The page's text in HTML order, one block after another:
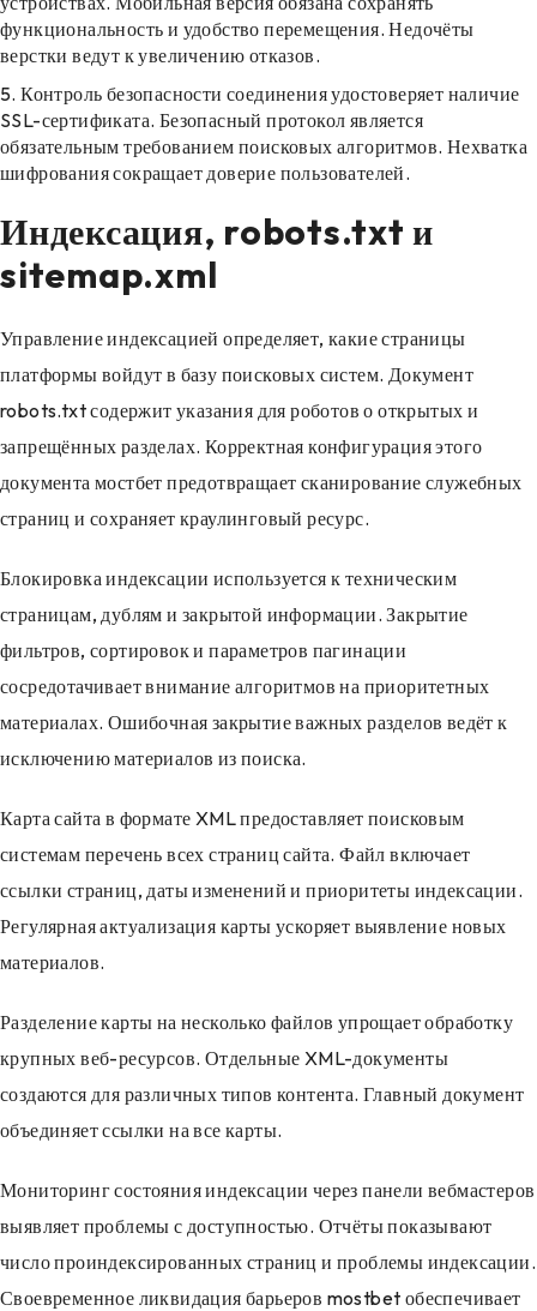
функциональность и удобство перемещения. Недочёты
верстки ведут к увеличению отказов.
Контроль безопасности соединения удостоверяет наличие
SSL-сертификата. Безопасный протокол является
обязательным требованием поисковых алгоритмов. Нехватка
шифрования сокращает доверие пользователей.
Индексация, robots.txt и
sitemap.xml
Управление индексацией определяет, какие страницы
платформы войдут в базу поисковых систем. Документ
robots.txt содержит указания для роботов о открытых и
запрещённых разделах. Корректная конфигурация этого
документа мостбет предотвращает сканирование служебных
страниц и сохраняет краулинговый ресурс.
Блокировка индексации используется к техническим
страницам, дублям и закрытой информации. Закрытие
фильтров, сортировок и параметров пагинации
сосредотачивает внимание алгоритмов на приоритетных
материалах. Ошибочная закрытие важных разделов ведёт к
исключению материалов из поиска.
Карта сайта в формате XML предоставляет поисковым
системам перечень всех страниц сайта. Файл включает
ссылки страниц, даты изменений и приоритеты индексации.
Регулярная актуализация карты ускоряет выявление новых
материалов.
Разделение карты на несколько файлов упрощает обработку
крупных веб-ресурсов. Отдельные XML-документы
создаются для различных типов контента. Главный документ
объединяет ссылки на все карты.
Мониторинг состояния индексации через панели вебмастеров
выявляет проблемы с доступностью. Отчёты показывают
число проиндексированных страниц и проблемы индексации.
Своевременное ликвидация барьеров mostbet обеспечивает